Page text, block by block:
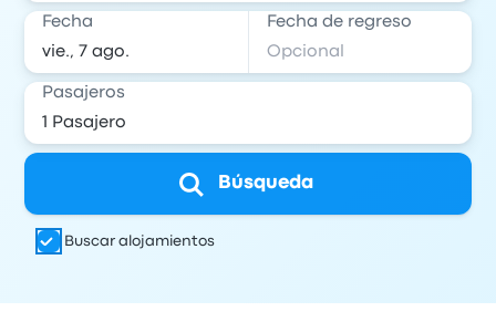
Fecha Fecha de regreso
Pasajeros
Búsqueda
Buscar alojamientos